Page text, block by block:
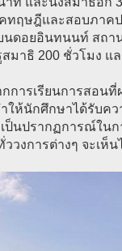
ทฤษฎีและสอบภาค
ดอยอินทนนท์ สถาน
มาธิ 200 ชั่วโมง แ
การเรียนการสอน
ให้นักศึกษาได้รับค
เป็นปรากฏการณ์ใน
ววงการต่างๆ จะเ